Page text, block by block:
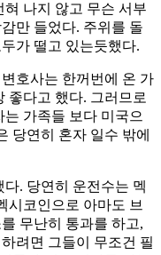
나지 않고 무슨 서부
만 들었다. 주위를 돌
가 떨고 있는듯했다.
호사는 한꺼번에 온 가
좋다고 했다. 그러므로
가족들 보다 미국으
당연히 혼자 일수 밖에
. 당연히 운전수는 멕
시코인으로 아마도 브
무난히 통과를 하고,
려면 그들이 무조건 필